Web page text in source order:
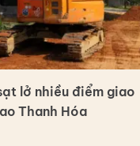
lở nhiều điểm giao
Thanh Hóa